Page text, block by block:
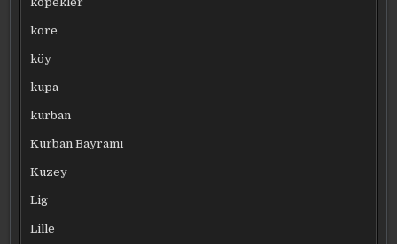
kore
köy
kupa
kurban
Kurban Bayramı
Kuzey
Lig
Lille